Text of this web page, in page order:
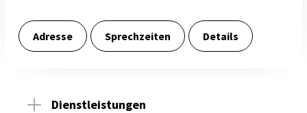
Adresse Sprechzeiten Details
Dienstleistungen